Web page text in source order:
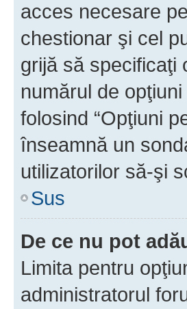
acces necesare
chestionar şi cel
grijă să specificaţi
numărul de
folosind “Opţiuni
înseamnă un
utilizatorilor să-şi
Sus
De ce nu pot
Limita pentru
administratorul